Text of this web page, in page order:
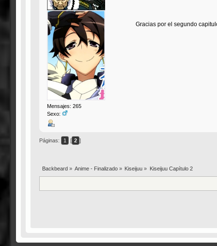
Mensajes: 265
Sexo:
Gracias por el segundo
Páginas: 1 [ 2 ]
Backbeard» Anime - Finalizado » Kiseijuu » Kiseijuu Capítulo 2